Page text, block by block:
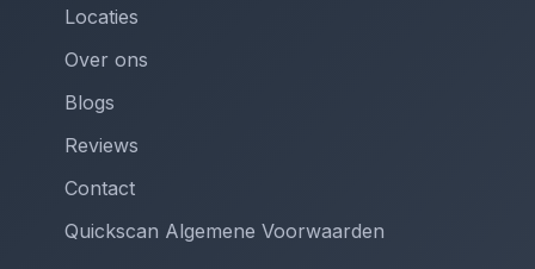
Locaties
Over ons
Blogs
Reviews
Contact
Quickscan Algemene Voorwaarden